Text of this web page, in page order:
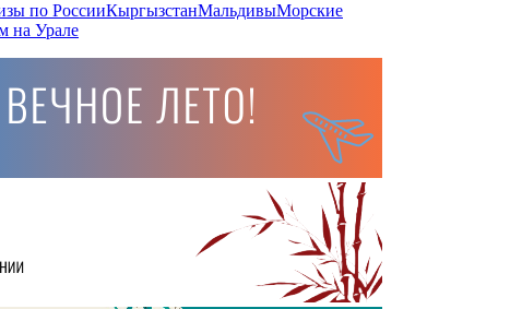
по РоссииКыргызстанМальдивыМорские
на Урале